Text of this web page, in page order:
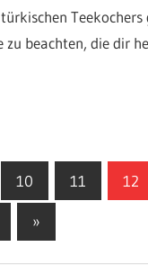
zu beachten, die dir
10 11 12
Nächste
Beiträge
»